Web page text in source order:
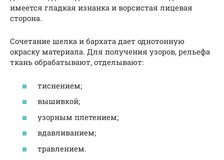
имеется гладкая изнанка и ворсистая лицевая
сторона.
Сочетание шелка и бархата дает однотонную
окраску материала. Для получения узоров, рельефа
ткань обрабатывают, отделывают:
тиснением;
вышивкой;
узорным плетением;
вдавливанием;
травлением.